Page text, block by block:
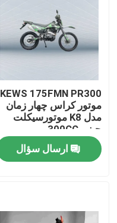
صفحه اصلی
درباره ما
KEWS 175FMN PR300
موتور کراس چهار زمان
مدل K8 موتورسیکلت
چینی 300CC
موتورسیکلت
ارسال سؤال